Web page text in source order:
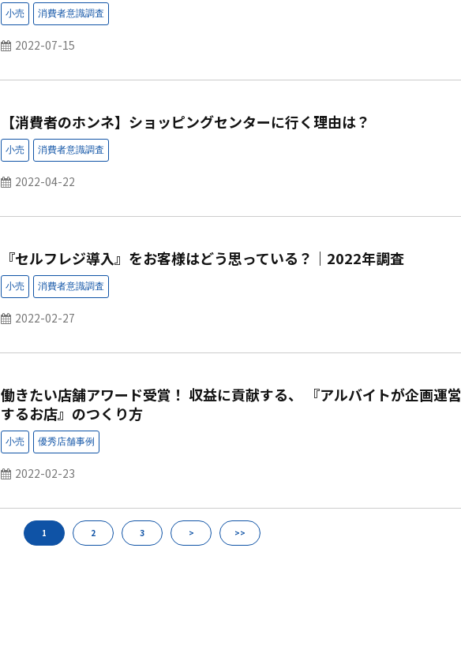
2022-07-15
【消費者のホンネ】ショッピングセンターに行く理由は？
2022-04-22
『セルフレジ導入』をお客様はどう思っている？｜2022年調査
2022-02-27
働きたい店舗アワード受賞！ 収益に貢献する、 『アルバイトが企画運営
するお店』のつくり方
2022-02-23
1 2 3 > >>